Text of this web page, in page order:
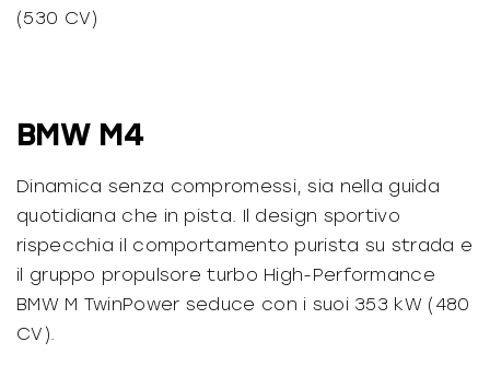
(530 CV)
BMW M4
Dinamica senza compromessi, sia nella guida
quotidiana che in pista. Il design sportivo
rispecchia il comportamento purista su strada e
il gruppo propulsore turbo High-Performance
BMW M TwinPower seduce con i suoi 353 kW (480
CV).